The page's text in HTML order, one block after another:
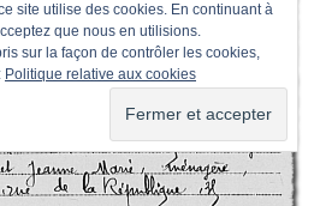
site utilise des cookies. En continuant à
que nous en utilisions.
sur la façon de contrôler les cookies,
Politique relative aux cookies